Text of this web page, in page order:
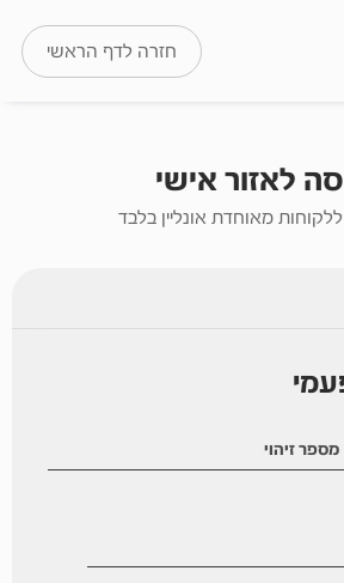
חזרה לדף הראשי
לאזור אישי
מאוחדת אונליין בלבד
מספר זיהוי